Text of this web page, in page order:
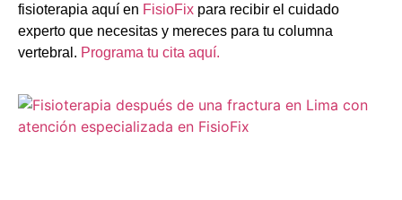
fisioterapia aquí en FisioFix para recibir el cuidado
experto que necesitas y mereces para tu columna
vertebral. Programa tu cita aquí.